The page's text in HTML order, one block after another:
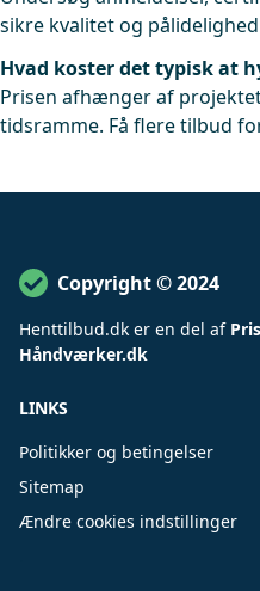
sikre kvalitet og
Hvad koster det typisk at
Prisen afhænger af
tidsramme. Få flere tilbud
Copyright © 2024
Henttilbud.dk er en del af
Håndværker.dk
LINKS
Politikker og betingelser
Sitemap
Ændre cookies indstillinger